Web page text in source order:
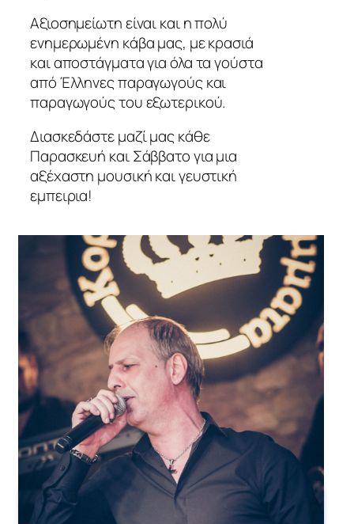
Αξιοσημείωτη είναι και η πολύ
ενημερωμένη κάβα μας, με κρασιά
και αποστάγματα για όλα τα γούστα
από Έλληνες παραγωγούς και
παραγωγούς του εξωτερικού.
Διασκεδάστε μαζί μας κάθε
Παρασκευή και Σάββατο για μια
αξέχαστη μουσική και γευστική
εμπειρια!